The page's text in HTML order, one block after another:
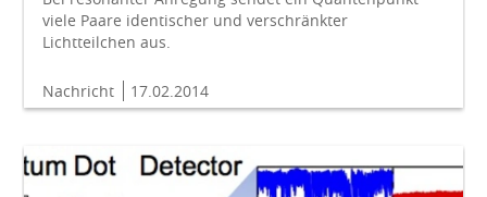
viele Paare identischer und verschränkter
Lichtteilchen aus.
Nachricht 17.02.2014